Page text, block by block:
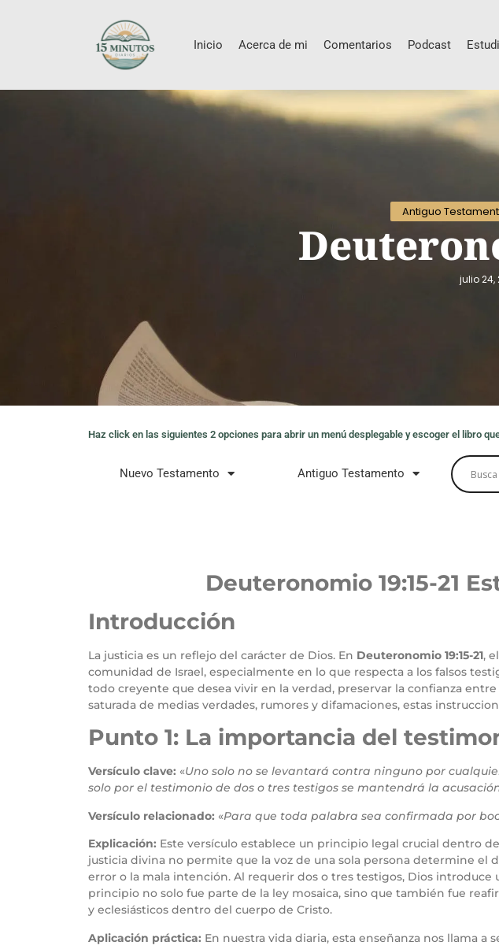
Inicio Acerca de mi Comentarios Podcast
Antiguo
julio 24,
Haz click en las siguientes 2 opciones para abrir un menú desplegable y escoger el libro
Nuevo Testamento Antiguo Testamento
Deuteronomio 19:15-21
Introducción
La justicia es un reflejo del carácter de Dios. En Deuteronomio 19:15-21,
comunidad de Israel, especialmente en lo que respecta a los falsos
todo creyente que desea vivir en la verdad, preservar la confianza
saturada de medias verdades, rumores y difamaciones, estas
Punto 1: La importancia del
Versículo clave: «Uno solo no se levantará contra ninguno por
solo por el testimonio de dos o tres testigos se mantendrá la
Versículo relacionado: «Para que toda palabra sea confirmada por
Explicación: Este versículo establece un principio legal crucial dentro
justicia divina no permite que la voz de una sola persona determine
error o la mala intención. Al requerir dos o tres testigos, Dios
principio no solo fue parte de la ley mosaica, sino que también fue
y eclesiásticos dentro del cuerpo de Cristo.
Aplicación práctica: En nuestra vida diaria, esta enseñanza nos llama a